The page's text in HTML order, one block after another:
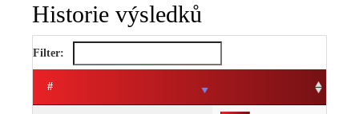
Historie výsledků
Filter:
#